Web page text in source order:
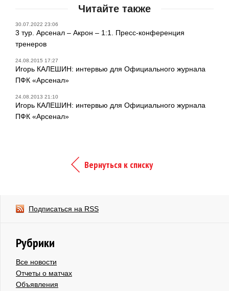
Читайте также
30.07.2022 23:06
3 тур. Арсенал – Акрон – 1:1. Пресс-конференция
тренеров
24.08.2015 17:27
Игорь КАЛЕШИН: интервью для Официального журнала
ПФК «Арсенал»
24.08.2013 21:10
Игорь КАЛЕШИН: интервью для Официального журнала
ПФК «Арсенал»
Вернуться к списку
Подписаться на RSS
Рубрики
Все новости
Отчеты о матчах
Объявления